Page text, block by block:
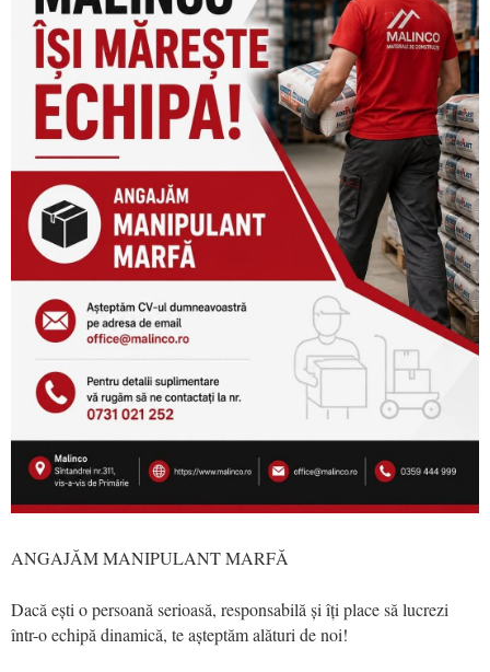
ANGAJĂM MANIPULANT MARFĂ
Dacă ești o persoană serioasă, responsabilă și îți place să lucrezi
într-o echipă dinamică, te așteptăm alături de noi!